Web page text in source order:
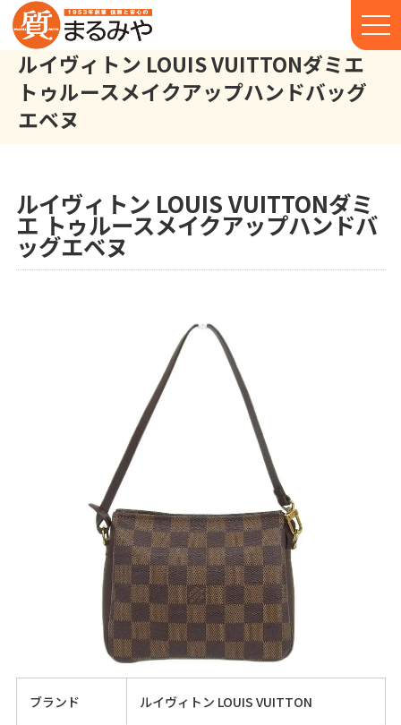
ルイヴィトン LOUIS VUITTONダミエ
トゥルースメイクアップハンドバッグ
エベヌ
ルイヴィトン LOUIS VUITTONダミ
エ トゥルースメイクアップハンドバ
ッグエベヌ
ブランド ルイヴィトン LOUIS VUITTON